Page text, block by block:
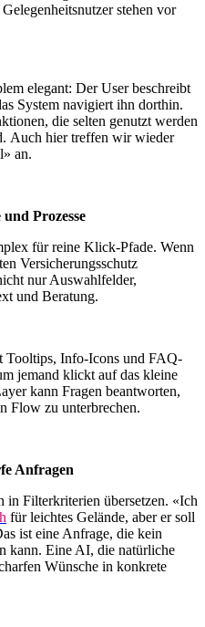
stehen vor
elegant: Der User beschreibt
System navigiert ihn dorthin.
die selten genutzt werden
Auch hier treffen wir wieder
an.
Prozesse
für reine Klick-Pfade. Wenn
Versicherungsschutz
nur Auswahlfelder,
und Beratung.
Tooltips, Info-Icons und FAQ-
jemand klickt auf das kleine
kann Fragen beantworten,
Flow zu unterbrechen.
Anfragen
in Filterkriterien übersetzen. «Ich
für leichtes Gelände, aber er soll
ist eine Anfrage, die kein
kann. Eine AI, die natürliche
Wünsche in konkrete